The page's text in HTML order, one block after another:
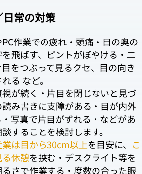
日常の対策
作業での疲れ・頭痛・目の奥の
飛ばす、ピントがぼやける・二
をつぶって見るクセ、目の向き
る など。
視が続く・片目を閉じないと見づ
み書きに支障がある・目が内外
写真で片目がずれる・などがあ
することを検討します。
業は目から30cm以上を目安に、
こ
休憩を挟む・デスクライト等を
さで作業する・度数の合った眼